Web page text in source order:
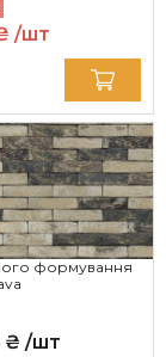
/шт
формування
₴ /шт